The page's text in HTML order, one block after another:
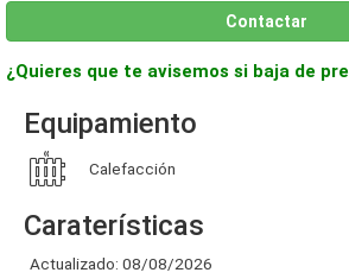
Contactar
¿Quieres que te avisemos si baja de
Equipamiento
Calefacción
Caraterísticas
Actualizado: 08/08/2026